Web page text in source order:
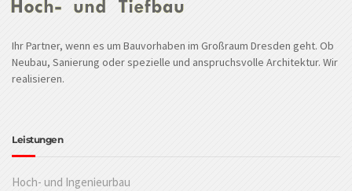
Ihr Partner, wenn es um Bauvorhaben im Großraum Dresden geht. Ob
Neubau, Sanierung oder spezielle und anspruchsvolle Architektur. Wir
realisieren.
Leistungen
Hoch- und Ingenieurbau